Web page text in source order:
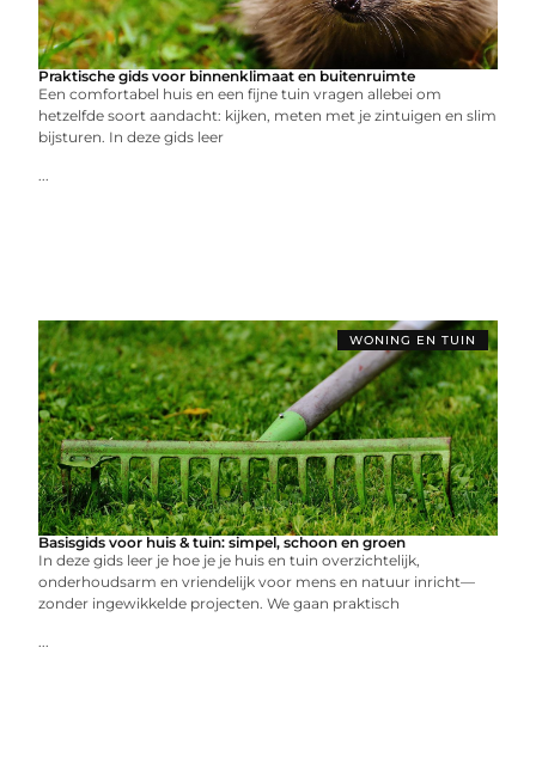
Praktische gids voor binnenklimaat en buitenruimte
Een comfortabel huis en een fijne tuin vragen allebei om
hetzelfde soort aandacht: kijken, meten met je zintuigen en slim
bijsturen. In deze gids leer
...
WONING EN TUIN
Basisgids voor huis & tuin: simpel, schoon en groen
In deze gids leer je hoe je je huis en tuin overzichtelijk,
onderhoudsarm en vriendelijk voor mens en natuur inricht—
zonder ingewikkelde projecten. We gaan praktisch
...